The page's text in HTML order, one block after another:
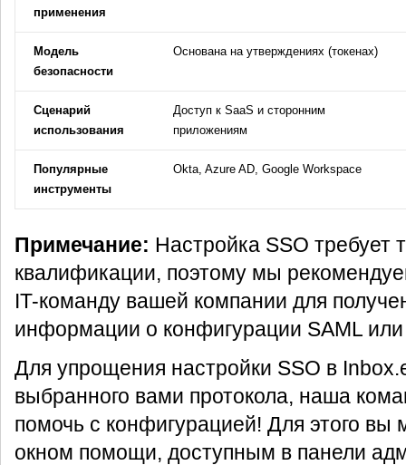
применения
Модель
безопасности
Основана на утверждениях (токенах)
Сценарий
использования
Доступ к SaaS и сторонним
приложениям
Популярные
инструменты
Okta, Azure AD, Google Workspace
Примечание: Настройка SSO требует
квалификации, поэтому мы
IT-команду вашей компании для
информации о конфигурации SAML или
Для упрощения настройки SSO в
выбранного вами протокола, наша
помочь с конфигурацией! Для этого вы
окном помощи, доступным в панели